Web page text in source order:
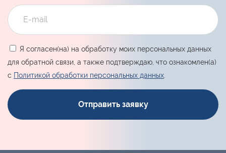
Я согласен(на) на обработку моих персональных данных
для обратной связи, а также подтверждаю, что ознакомлен(а)
с Политикой обработки персональных данных